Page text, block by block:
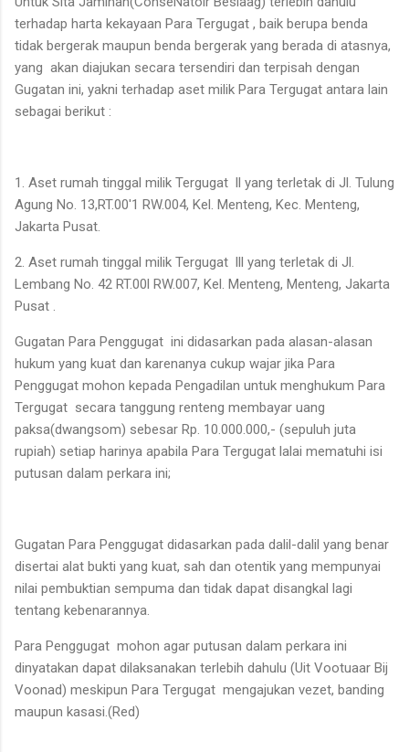
terhadap harta kekayaan Para Tergugat , baik berupa benda
tidak bergerak maupun benda bergerak yang berada di atasnya,
yang akan diajukan secara tersendiri dan terpisah dengan
Gugatan ini, yakni terhadap aset milik Para Tergugat antara lain
sebagai berikut :
1. Aset rumah tinggal milik Tergugat ll yang terletak di Jl. Tulung
Agung No. 13,RT.00'1 RW.004, Kel. Menteng, Kec. Menteng,
Jakarta Pusat.
2. Aset rumah tinggal milik Tergugat lll yang terletak di Jl.
Lembang No. 42 RT.00l RW.007, Kel. Menteng, Menteng, Jakarta
Pusat .
Gugatan Para Penggugat ini didasarkan pada alasan-alasan
hukum yang kuat dan karenanya cukup wajar jika Para
Penggugat mohon kepada Pengadilan untuk menghukum Para
Tergugat secara tanggung renteng membayar uang
paksa(dwangsom) sebesar Rp. 10.000.000,- (sepuluh juta
rupiah) setiap harinya apabila Para Tergugat lalai mematuhi isi
putusan dalam perkara ini;
Gugatan Para Penggugat didasarkan pada dalil-dalil yang benar
disertai alat bukti yang kuat, sah dan otentik yang mempunyai
nilai pembuktian sempuma dan tidak dapat disangkal lagi
tentang kebenarannya.
Para Penggugat mohon agar putusan dalam perkara ini
dinyatakan dapat dilaksanakan terlebih dahulu (Uit Vootuaar Bij
Voonad) meskipun Para Tergugat mengajukan vezet, banding
maupun kasasi.(Red)